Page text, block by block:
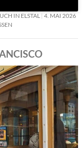
IN ELSTAL
4. MAI 2026